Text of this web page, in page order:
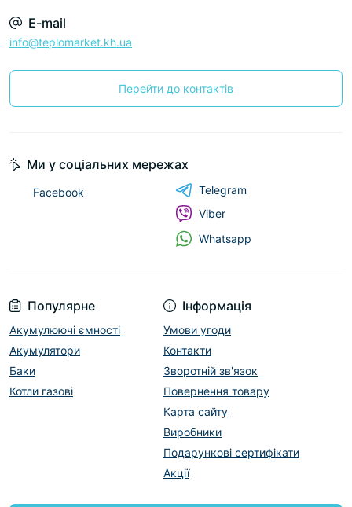
E-mail
info@teplomarket.kh.ua
Перейти до контактів
Популярне
Акумулюючі ємності
Акумулятори
Баки
Котли газові
Інформація
Умови угоди
Контакти
Зворотній зв'язок
Повернення товару
Карта сайту
Виробники
Подарункові сертифікати
Акції
Ми у соціальних мережах
Facebook
Telegram
Viber
Whatsapp